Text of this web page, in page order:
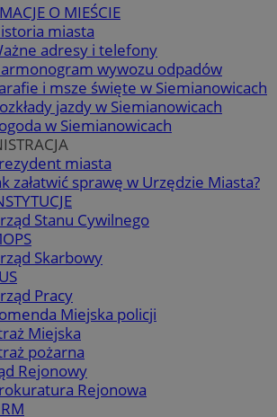
O MIEŚCIE
miasta
adresy i telefony
wywozu odpadów
i msze święte w Siemianowicach
jazdy w Siemianowicach
w Siemianowicach
miasta
załatwić sprawę w Urzędzie Miasta?
Stanu Cywilnego
Skarbowy
Pracy
Miejska policji
Miejska
pożarna
Rejonowy
Rejonowa